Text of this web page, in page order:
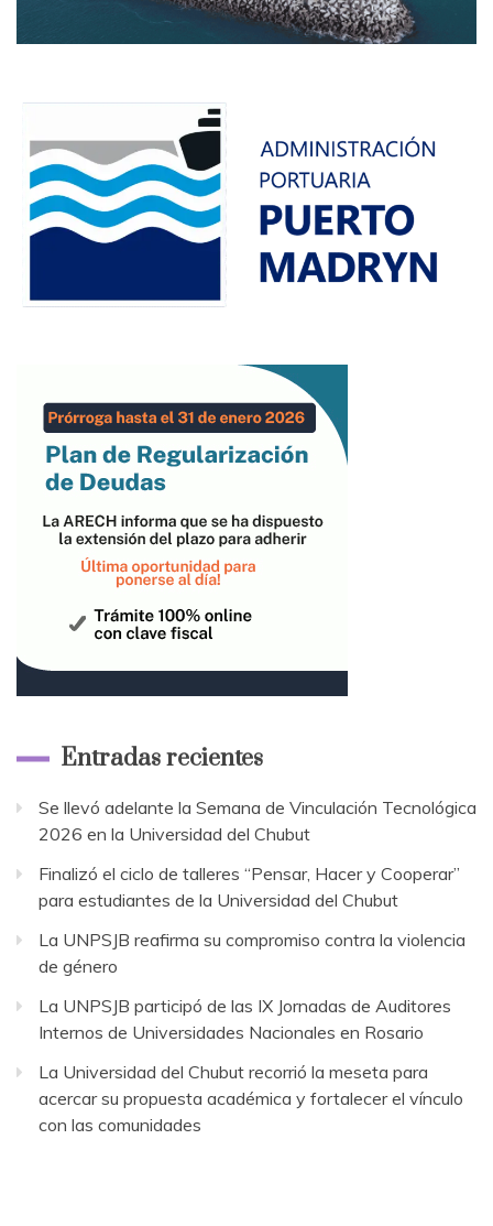
Entradas recientes
Se llevó adelante la Semana de Vinculación Tecnológica
2026 en la Universidad del Chubut
Finalizó el ciclo de talleres “Pensar, Hacer y Cooperar”
para estudiantes de la Universidad del Chubut
La UNPSJB reafirma su compromiso contra la violencia
de género
La UNPSJB participó de las IX Jornadas de Auditores
Internos de Universidades Nacionales en Rosario
La Universidad del Chubut recorrió la meseta para
acercar su propuesta académica y fortalecer el vínculo
con las comunidades